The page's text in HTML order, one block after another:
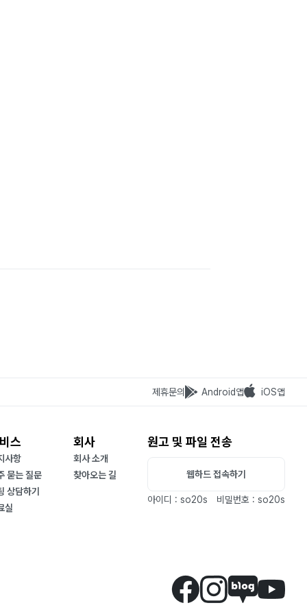
제휴문의 Android앱 iOS앱
스
사항
묻는 질문
상담하기
실
회사
회사 소개
찾아오는 길
원고 및 파일 전송
웹하드 접속하기
아이디 : so20s 비밀번호 : so20s